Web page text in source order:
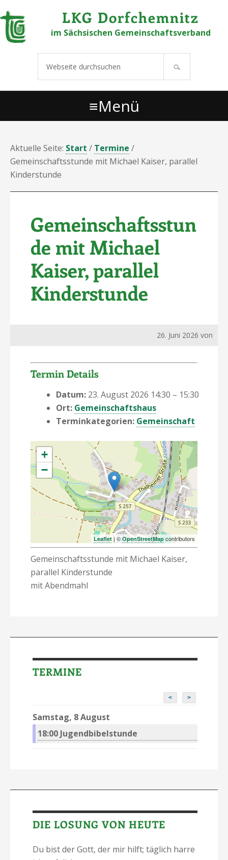
Links
überspringen
Zur Hauptnavigation springen
Zum Inhalt springen
Zur Hauptsidebar springen
Zu den Fußzeilenwidgets springen
LKG Dorfchemnitz
im Sächsischen Gemeinschaftsverband
durchsuchen
Menü
Aktuelle Seite: Start / Termine /
Gemeinschaftsstunde mit Michael Kaiser, parallel
Kinderstunde
Gemeinschaftsstun
de mit Michael
Kaiser, parallel
Kinderstunde
26. Juni 2026 von
Termin Details
Datum: 23. August 2026 14:30 – 15:30
Ort: Gemeinschaftshaus
Terminkategorien: Gemeinschaft
+
−
Leaflet | © OpenStreetMap contributors
Gemeinschaftsstunde mit Michael Kaiser,
parallel Kinderstunde
mit Abendmahl
TERMINE
< >
Samstag, 8 August
18:00 Jugendbibelstunde
DIE LOSUNG VON HEUTE
Du bist der Gott, der mir hilft; täglich harre